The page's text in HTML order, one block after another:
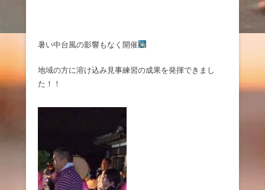
暑い中台風の影響もなく開催
地域の方に溶け込み見事練習の成果を発揮できまし
た！！